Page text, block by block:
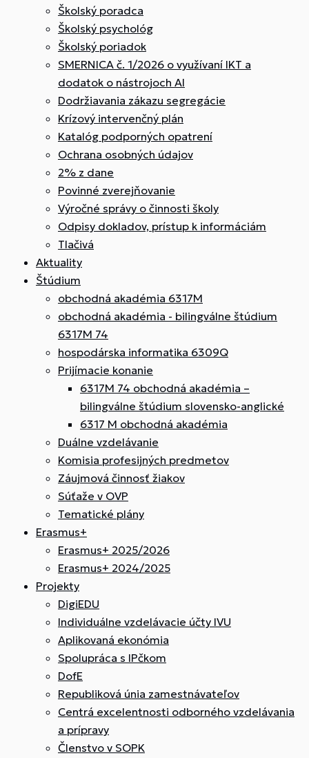
Školský poradca
Školský psychológ
Školský poriadok
SMERNICA č. 1/2026 o využívaní IKT a
dodatok o nástrojoch AI
Dodržiavania zákazu segregácie
Krízový intervenčný plán
Katalóg podporných opatrení
Ochrana osobných údajov
2% z dane
Povinné zverejňovanie
Výročné správy o činnosti školy
Odpisy dokladov, prístup k informáciám
Tlačivá
Aktuality
Štúdium
obchodná akadémia 6317M
obchodná akadémia - bilingválne štúdium
6317M 74
hospodárska informatika 6309Q
Prijímacie konanie
6317M 74 obchodná akadémia –
bilingválne štúdium slovensko-anglické
6317 M obchodná akadémia
Duálne vzdelávanie
Komisia profesijných predmetov
Záujmová činnosť žiakov
Súťaže v OVP
Tematické plány
Erasmus+
Erasmus+ 2025/2026
Erasmus+ 2024/2025
Projekty
DigiEDU
Individuálne vzdelávacie účty IVU
Aplikovaná ekonómia
Spolupráca s IPčkom
DofE
Republiková únia zamestnávateľov
Centrá excelentnosti odborného vzdelávania
a prípravy
Členstvo v SOPK